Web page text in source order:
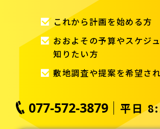
これから計画を始める方
おおよその予算やスケジ
知りたい方
敷地調査や提案を希望さ
077-572-3879 平日